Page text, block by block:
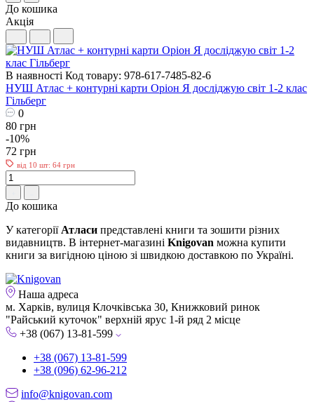
До кошика
Акція
В наявності Код товару: 978-617-7485-82-6
НУШ Атлас + контурні карти Оріон Я досліджую світ 1-2 клас
Гільберг
0
80 грн
-10%
72 грн
від 10 шт: 64 грн
До кошика
У категорії Атласи представлені книги та зошити різних
видавництв. В інтернет-магазині Knigovan можна купити
книги за вигідною ціною зі швидкою доставкою по Україні.
Наша адреса
м. Харків, вулиця Клочківська 30, Книжковий ринок
"Райський куточок" верхній ярус 1-й ряд 2 місце
+38 (067) 13-81-599
+38 (067) 13-81-599
+38 (096) 62-96-212
info@knigovan.com